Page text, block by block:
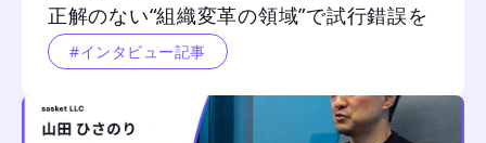
正解のない“組織変革の領域”で試行錯誤を
重ねたCSリーダーの本音（前編）
#インタビュー記事